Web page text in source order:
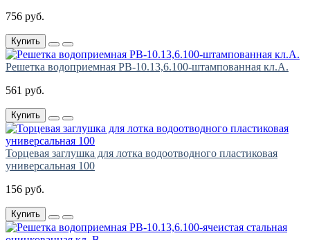
756 руб.
Купить
Решетка водоприемная РВ-10.13,6.100-штампованная кл.А.
561 руб.
Купить
Торцевая заглушка для лотка водоотводного пластиковая
универсальная 100
156 руб.
Купить